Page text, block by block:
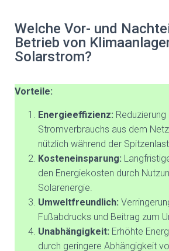
Welche Vor- und
Betrieb von
Solarstrom?
Vorteile:
Energieeffizienz: Reduzierung
Stromverbrauchs aus dem
nützlich während der
Kosteneinsparung:
den Energiekosten durch
Solarenergie.
Umweltfreundlich:
Fußabdrucks und Beitrag zum
Unabhängigkeit: Erhöhte
durch geringere Abhängigkeit